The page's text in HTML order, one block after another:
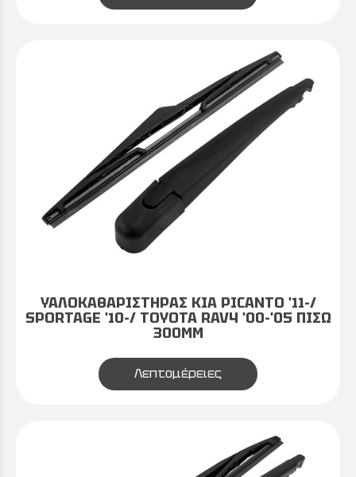
ΥΑΛΟΚΑΘΑΡΙΣΤΗΡΑΣ KIA PICANTO '11-/
SPORTAGE '10-/ TOYOTA RAV4 '00-'05 ΠΙΣΩ
300MM
Λεπτομέρειες